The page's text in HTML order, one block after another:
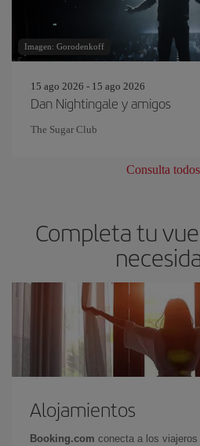
Imagen: Gorodenkoff
15 ago 2026 - 15 ago 2026
Dan Nightingale y amigos
The Sugar Club
Consulta
Completa tu
Alojamientos
Booking.com conecta a los